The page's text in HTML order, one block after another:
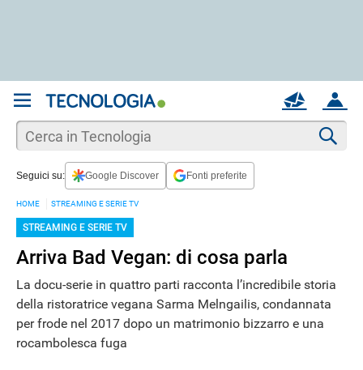
ACCOUNT
MAIL
Seguici su: Google Discover Fonti preferite
HOME STREAMING E SERIE TV
STREAMING E SERIE TV
Arriva Bad Vegan: di cosa parla
La docu-serie in quattro parti racconta l’incredibile storia
della ristoratrice vegana Sarma Melngailis, condannata
per frode nel 2017 dopo un matrimonio bizzarro e una
rocambolesca fuga